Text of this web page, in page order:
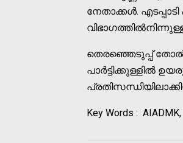
നേതാക്കള്‍.
തെരഞ്ഞെടുപ്പ്
പാർട്ടിക്കുള്ളില്‍
Key Words : AIADMK,